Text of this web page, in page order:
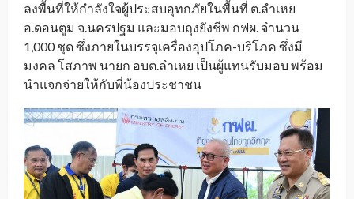
ลงพื้นที่ให้กำลังใจผู้ประสบอุทกภัยในพื้นที่ ต.ลำเหย
อ.ดอนตูม จ.นครปฐม และมอบถุงยังชีพ กฟผ. จำนวน
1,000 ชุด ซึ่งภายในบรรจุเครื่องอุปโภค-บริโภค ซึ่งมี
มงคล โสภาพ นายก อบต.ลำเหย เป็นผู้แทนรับมอบ พร้อม
นำแจกจ่ายให้กับพี่น้องประชาชน